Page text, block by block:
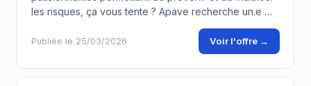
les risques, ça vous tente ? Apave recherche un.e …
Publiée le 25/03/2026 Voir l'offre →